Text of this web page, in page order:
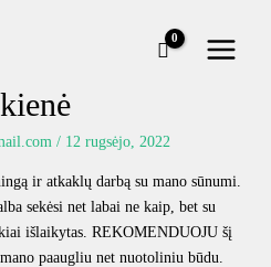
/ 12 rugsėjo, 2022
ir atkaklų darbą su mano sūnumi.
sekėsi net labai ne kaip, bet su
išlaikytas. REKOMENDUOJU šį
paaugliu net nuotoliniu būdu.